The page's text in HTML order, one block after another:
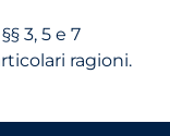
3, 5 e 7
ragioni.